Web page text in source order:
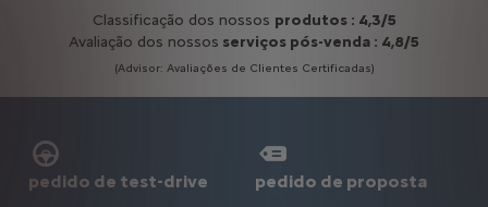
Classificação dos nossos produtos : 4,3/5
Avaliação dos nossos serviços pós-venda : 4,8/5
(Advisor: Avaliações de Clientes Certificadas)
pedido de test-drive pedido de proposta